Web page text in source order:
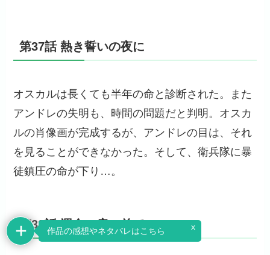
第37話 熱き誓いの夜に
オスカルは長くても半年の命と診断された。また
アンドレの失明も、時間の問題だと判明。オスカ
ルの肖像画が完成するが、アンドレの目は、それ
を見ることができなかった。そして、衛兵隊に暴
徒鎮圧の命が下り…。
第38話 運命の扉の前で
作品の感想やネタバレはこちら x